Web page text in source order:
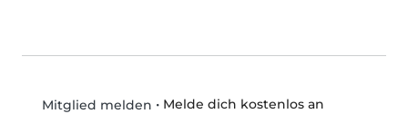
Mitglied melden • Melde dich kostenlos an